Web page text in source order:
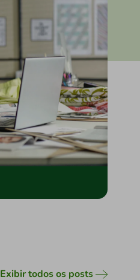
Exibir todos os posts